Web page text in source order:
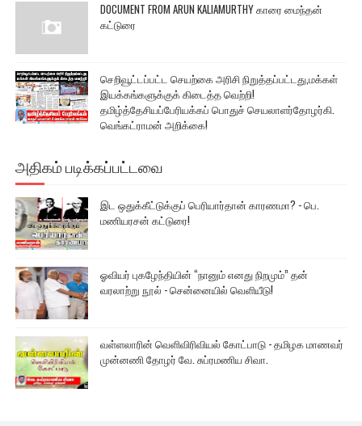
DOCUMENT FROM ARUN KALIAMURTHY காரை மைந்தன்
கட்டுரை
செறிவூட்டப்பட்ட செயற்கை அரிசி நிறுத்தப்பட்டது,மக்கள்
இயக்கங்களுக்குக் கிடைத்த வெற்றி!
தமிழ்த்தேசியப்பேரியக்கப் பொதுச் செயலாளர்தோழர்கி.
வெங்கட்ராமன் அறிக்கை!
அதிகம் படிக்கப்பட்டவை
இட ஒதுக்கீட்டுக்குப் பெரியார்தான் காரணமா? - பெ.
மணியரசன் கட்டுரை!
ஓவியர் புகழேந்தியின் “நானும் எனது நிறமும்” தன்
வரலாற்று நூல் - சென்னையில் வெளியீடு!
வள்ளலாரின் வெளிவிரிவியல் கோட்பாடு - தமிழக மாணவர்
முன்னணி தோழர் வே. சுப்ரமணிய சிவா.